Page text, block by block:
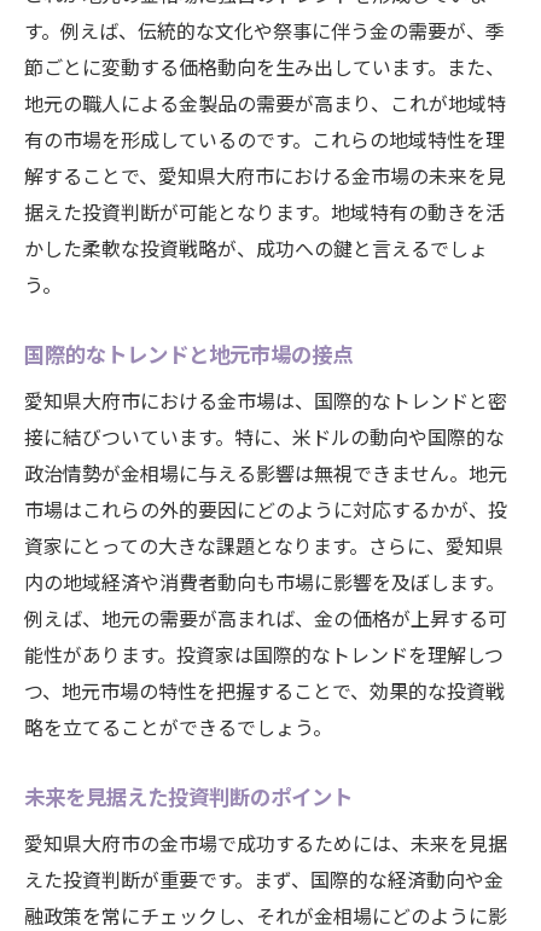
す。例えば、伝統的な文化や祭事に伴う金の需要が、季
節ごとに変動する価格動向を生み出しています。また、
地元の職人による金製品の需要が高まり、これが地域特
有の市場を形成しているのです。これらの地域特性を理
解することで、愛知県大府市における金市場の未来を見
据えた投資判断が可能となります。地域特有の動きを活
かした柔軟な投資戦略が、成功への鍵と言えるでしょ
う。
国際的なトレンドと地元市場の接点
愛知県大府市における金市場は、国際的なトレンドと密
接に結びついています。特に、米ドルの動向や国際的な
政治情勢が金相場に与える影響は無視できません。地元
市場はこれらの外的要因にどのように対応するかが、投
資家にとっての大きな課題となります。さらに、愛知県
内の地域経済や消費者動向も市場に影響を及ぼします。
例えば、地元の需要が高まれば、金の価格が上昇する可
能性があります。投資家は国際的なトレンドを理解しつ
つ、地元市場の特性を把握することで、効果的な投資戦
略を立てることができるでしょう。
未来を見据えた投資判断のポイント
愛知県大府市の金市場で成功するためには、未来を見据
えた投資判断が重要です。まず、国際的な経済動向や金
融政策を常にチェックし、それが金相場にどのように影